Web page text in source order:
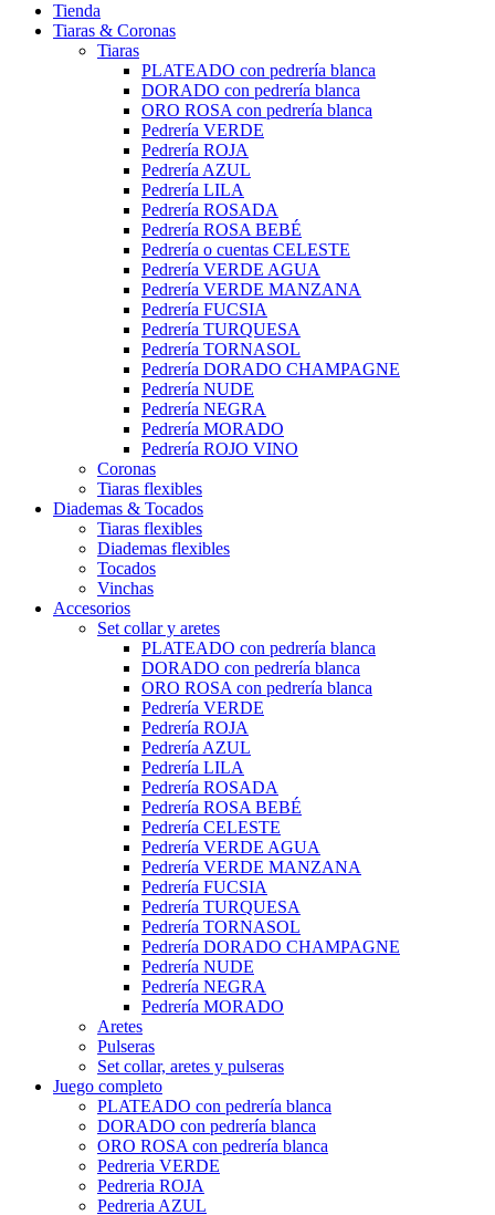
Tienda
Tiaras & Coronas
Tiaras
PLATEADO con pedrería blanca
DORADO con pedrería blanca
ORO ROSA con pedrería blanca
Pedrería VERDE
Pedrería ROJA
Pedrería AZUL
Pedrería LILA
Pedrería ROSADA
Pedrería ROSA BEBÉ
Pedrería o cuentas CELESTE
Pedrería VERDE AGUA
Pedrería VERDE MANZANA
Pedrería FUCSIA
Pedrería TURQUESA
Pedrería TORNASOL
Pedrería DORADO CHAMPAGNE
Pedrería NUDE
Pedrería NEGRA
Pedrería MORADO
Pedrería ROJO VINO
Coronas
Tiaras flexibles
Diademas & Tocados
Tiaras flexibles
Diademas flexibles
Tocados
Vinchas
Accesorios
Set collar y aretes
PLATEADO con pedrería blanca
DORADO con pedrería blanca
ORO ROSA con pedrería blanca
Pedrería VERDE
Pedrería ROJA
Pedrería AZUL
Pedrería LILA
Pedrería ROSADA
Pedrería ROSA BEBÉ
Pedrería CELESTE
Pedrería VERDE AGUA
Pedrería VERDE MANZANA
Pedrería FUCSIA
Pedrería TURQUESA
Pedrería TORNASOL
Pedrería DORADO CHAMPAGNE
Pedrería NUDE
Pedrería NEGRA
Pedrería MORADO
Aretes
Pulseras
Set collar, aretes y pulseras
Juego completo
PLATEADO con pedrería blanca
DORADO con pedrería blanca
ORO ROSA con pedrería blanca
Pedreria VERDE
Pedreria ROJA
Pedreria AZUL